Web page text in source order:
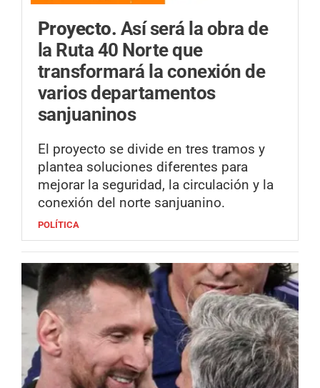
Proyecto. Así será la obra de
la Ruta 40 Norte que
transformará la conexión de
varios departamentos
sanjuaninos
El proyecto se divide en tres tramos y
plantea soluciones diferentes para
mejorar la seguridad, la circulación y la
conexión del norte sanjuanino.
POLÍTICA